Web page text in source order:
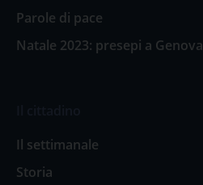
Parole di pace
Natale 2023: presepi a Genova
Il settimanale
Storia